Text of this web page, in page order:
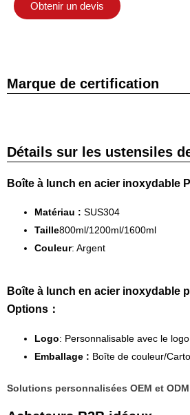
Obtenir un devis
Marque de certification
Détails sur les ustensiles
Boîte à lunch en acier inoxydable
Matériau : SUS304
Taille800ml/1200ml/1600ml
Couleur: Argent
Boîte à lunch en acier inoxydable
Options：
Logo: Personnalisable avec le
Emballage : Boîte de couleur/
Solutions personnalisées OEM et ODM